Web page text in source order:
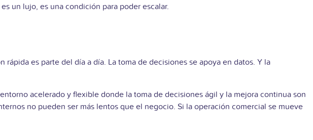
un lujo, es una condición para poder escalar.
es parte del día a día. La toma de decisiones se apoya en datos. Y la
acelerado y flexible donde la toma de decisiones ágil y la mejora continua son
no pueden ser más lentos que el negocio. Si la operación comercial se mueve